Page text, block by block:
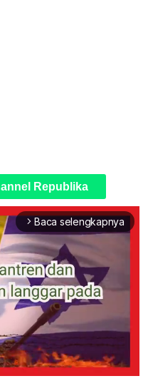
Republika
arrow_forward_ios Baca selengkapnya